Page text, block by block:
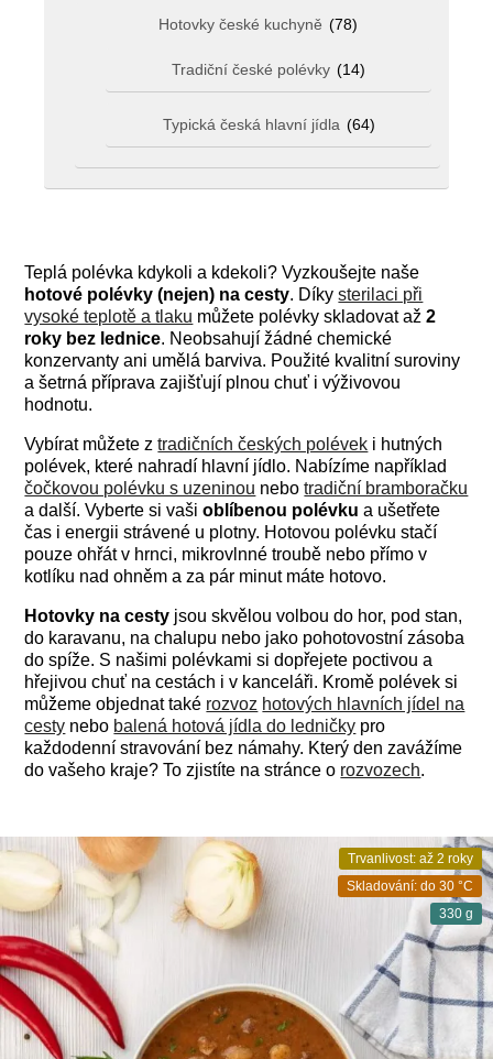
Teplá polévka kdykoli a kdekoli? Vyzkoušejte naše
hotové polévky (nejen) na cesty. Díkysterilaci při
vysoké teplotě a tlaku můžete polévky skladovat až2
roky bez lednice. Neobsahují žádné chemické
konzervanty ani umělá barviva. Použité kvalitní suroviny
a šetrná příprava zajišťují plnou chuť i výživovou
hodnotu.
Vybírat můžete ztradičních českých polévek i hutných
polévek, které nahradí hlavní jídlo. Nabízíme například
čočkovou polévku s uzeninou nebotradiční bramboračku
a další. Vyberte si vašioblíbenou polévku a ušetřete
čas i energii strávené u plotny. Hotovou polévku stačí
pouze ohřát v hrnci, mikrovlnné troubě nebo přímo v
kotlíku nad ohněm a za pár minut máte hotovo.
Hotovky na cesty jsou skvělou volbou do hor, pod stan,
do karavanu, na chalupu nebo jako pohotovostní zásoba
do spíže. S našimi polévkami si dopřejete poctivou a
hřejivou chuť na cestách i v kanceláři. Kromě polévek si
můžeme objednat také rozvoz hotových hlavních jídel na
cesty nebo balená hotová jídla do ledničky pro
každodenní stravování bez námahy. Který den zavážíme
do vašeho kraje? To zjistíte na stránce o rozvozech.
Trvanlivost: až 2 roky
Skladování: do 30 °C
330 g
Hotovky české kuchyně (78)
Tradiční české polévky (14)
Typická česká hlavní jídla (64)